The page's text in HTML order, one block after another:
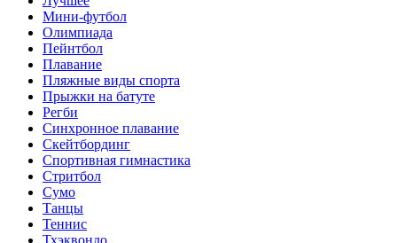
Мини-футбол
Олимпиада
Пейнтбол
Плавание
Пляжные виды спорта
Прыжки на батуте
Регби
Синхронное плавание
Скейтбординг
Спортивная гимнастика
Стритбол
Сумо
Танцы
Теннис